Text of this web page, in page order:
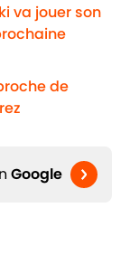
va jouer son
de
Google